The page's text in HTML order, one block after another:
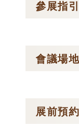
參展指
會議場
展前預